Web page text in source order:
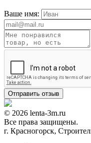
Ваше имя:
© 2026 lenta-3m.ru
Все права защищены.
г. Красногорск,